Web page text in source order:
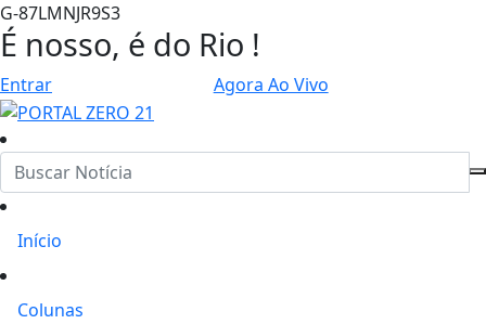
G-87LMNJR9S3
É nosso, é do Rio !
Entrar Agora Ao Vivo
Início
Colunas